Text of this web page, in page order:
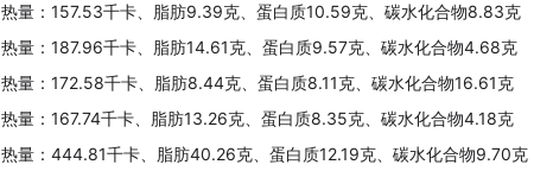
热量：157.53千卡、脂肪9.39克、蛋白质10.59克、碳水化合物8.83克
热量：187.96千卡、脂肪14.61克、蛋白质9.57克、碳水化合物4.68克
热量：172.58千卡、脂肪8.44克、蛋白质8.11克、碳水化合物16.61克
热量：167.74千卡、脂肪13.26克、蛋白质8.35克、碳水化合物4.18克
热量：444.81千卡、脂肪40.26克、蛋白质12.19克、碳水化合物9.70克